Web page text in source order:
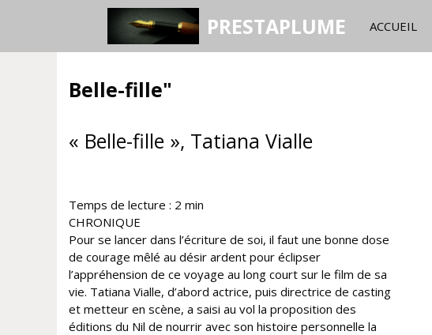
PRESTAPLUME ACCUEIL
Belle-fille"
« Belle-fille », Tatiana Vialle
Temps de lecture : 2 min
CHRONIQUE
Pour se lancer dans l’écriture de soi, il faut une bonne dose
de courage mêlé au désir ardent pour éclipser
l’appréhension de ce voyage au long court sur le film de sa
vie. Tatiana Vialle, d’abord actrice, puis directrice de casting
et metteur en scène, a saisi au vol la proposition des
éditions du Nil de nourrir avec son histoire personnelle la